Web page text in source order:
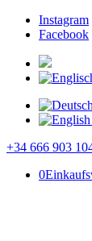
Instagram
Facebook
+34 666 903
0